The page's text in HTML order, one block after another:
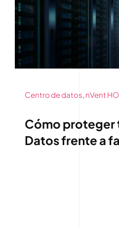
Contáctenos
Centro de datos nVent
Cómo proteger
Datos frente a